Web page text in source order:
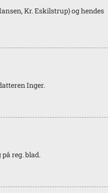
Kr. Eskilstrup) og hendes
Inger.
på reg. blad.